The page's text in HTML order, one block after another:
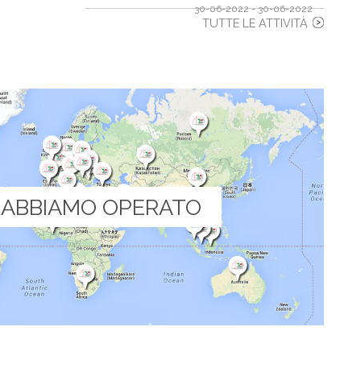
30-06-2022 - 30-06-2022
TUTTE LE ATTIVITÀ
OPERATO